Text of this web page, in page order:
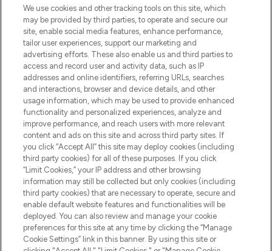
proposant les meilleurs produits de soins
de la peau, des cheveux et de maquillage
de plus de 200 marques prestigieuses.
Faites vos achats en ligne ou via
l’application, avec la livraison offerte dès
55€ d'achat.
Consentement aux cookies
Do Not Sell or Share My Personal
Information
AIDE ET INFORMATIONS
INFORMATIONS GÉNÉRALES
À PROPOS DE LOOKFANTASTIC
We use cookies and other tracking tools on this site, which
may be provided by third parties, to operate and secure our
site, enable social media features, enhance performance,
tailor user experiences, support our marketing and
advertising efforts. These also enable us and third parties to
access and record user and activity data, such as IP
addresses and online identifiers, referring URLs, searches
and interactions, browser and device details, and other
usage information, which may be used to provide enhanced
functionality and personalized experiences, analyze and
improve performance, and reach users with more relevant
content and ads on this site and across third party sites. If
you click “Accept All” this site may deploy cookies (including
third party cookies) for all of these purposes. If you click
“Limit Cookies,” your IP address and other browsing
information may still be collected but only cookies (including
third party cookies) that are necessary to operate, secure and
enable default website features and functionalities will be
deployed. You can also review and manage your cookie
preferences for this site at any time by clicking the “Manage
Cookie Settings” link in this banner. By using this site or